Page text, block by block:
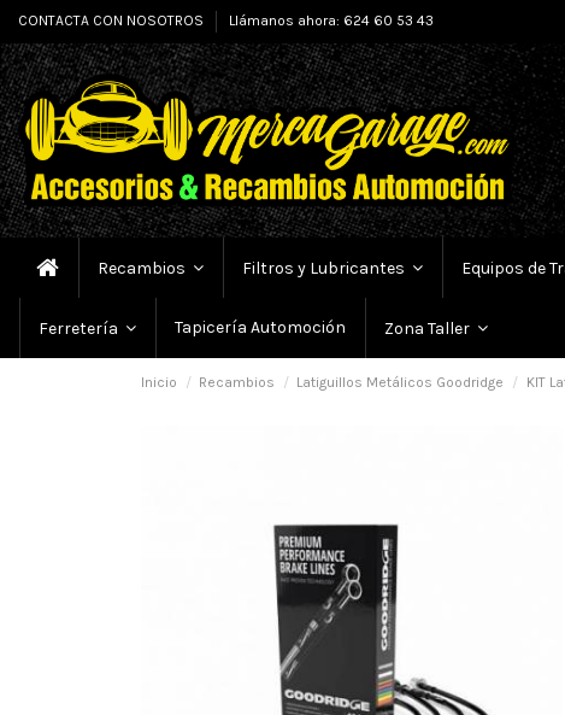
CONTACTA CON NOSOTROS Llámanos ahora: 624 60 53 43
Recambios Filtros y Lubricantes Equipos de
Ferretería Tapicería Automoción Zona Taller
Inicio Recambios Latiguillos Metálicos Goodridge KIT